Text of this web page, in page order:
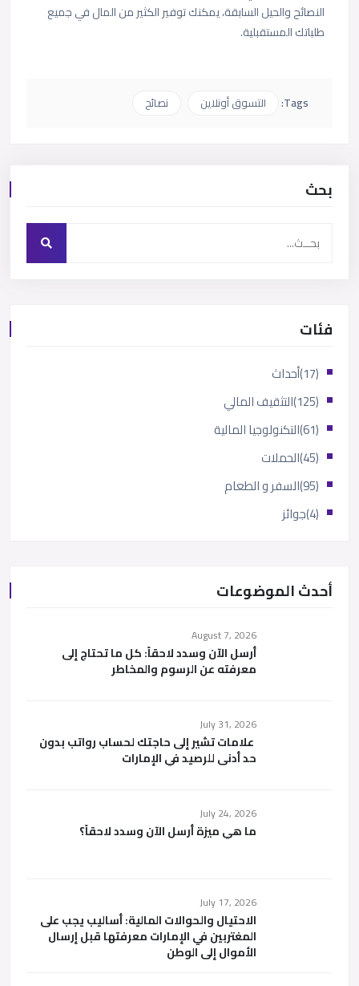
النصائح والحيل السابقة، يمكنك توفير الكثير من المال في جميع
طلباتك المستقبلية.
Tags: التسوق أونلاين نصائح
بحث
فئات
أحداث
(17)
التثقيف المالي
(125)
التكنولوجيا المالية
(61)
الحملات
(45)
السفر و الطعام
(95)
جوائز (4)
أحدث الموضوعات
August 7, 2026
أرسل الآن وسدد لاحقاً: كل ما تحتاج إلى
معرفته عن الرسوم والمخاطر
July 31, 2026
علامات تشير إلى حاجتك لحساب رواتب بدون
حد أدنى للرصيد في الإمارات
July 24, 2026
ما هي ميزة أرسل الآن وسدد لاحقاً؟
July 17, 2026
الاحتيال والحوالات المالية: أساليب يجب على
المغتربين في الإمارات معرفتها قبل إرسال
الأموال إلى الوطن